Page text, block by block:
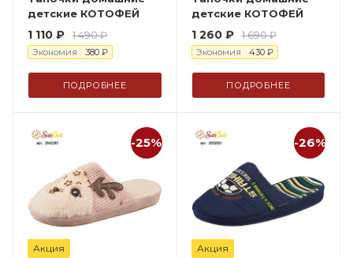
детские КОТОФЕЙ
1 110 ₽ 1 490₽
Экономия 380 ₽
ПОДРОБНЕЕ
детские КОТОФЕЙ
1 260₽ 1 690₽
Экономия 430₽
ПОДРОБНЕЕ
-25%
Акция
-26%
Акция